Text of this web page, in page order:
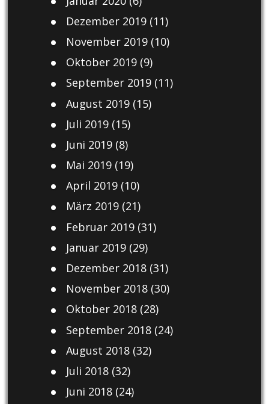
Dezember 2019(11)
November 2019(10)
Oktober 2019(9)
September 2019(11)
August 2019(15)
Juli 2019(15)
Juni 2019(8)
Mai 2019(19)
April 2019(10)
März 2019(21)
Februar 2019(31)
Januar 2019(29)
Dezember 2018(31)
November 2018(30)
Oktober 2018(28)
September 2018(24)
August 2018(32)
Juli 2018(32)
Juni 2018(24)